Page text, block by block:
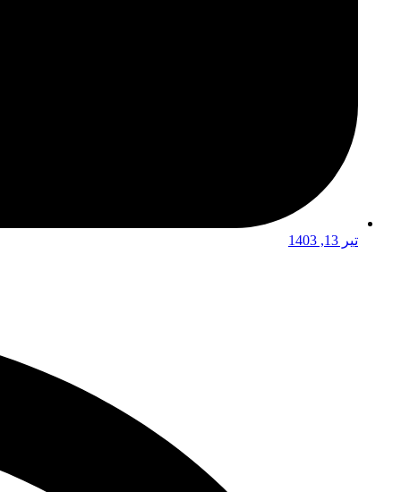
تیر 13, 1403